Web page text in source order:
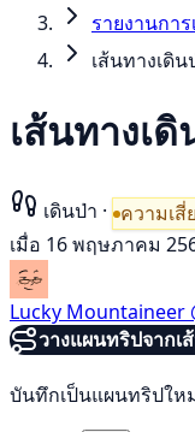
รายงานกา
เส้นทางเดิ
เส้นทางเ
เดินป่า · ความเสี่
เมื่อ 16 พฤษภาคม
Lucky Mountaineer
วางแผนทริปจากเ
บันทึกเป็นแผนทริปให